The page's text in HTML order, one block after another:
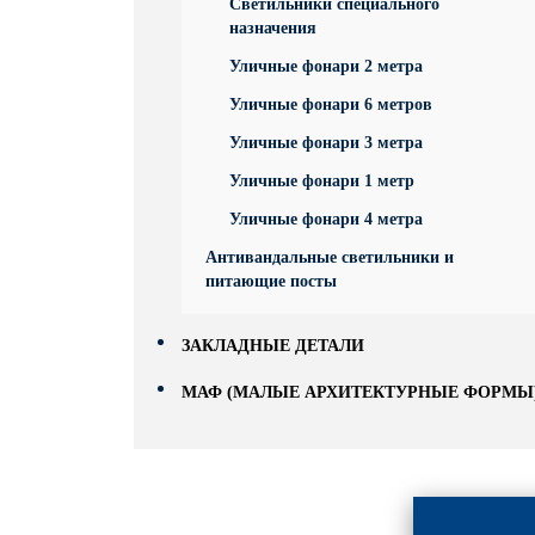
Светильники специального
назначения
Уличные фонари 2 метра
Уличные фонари 6 метров
Уличные фонари 3 метра
Уличные фонари 1 метр
Уличные фонари 4 метра
Антивандальные светильники и
питающие посты
ЗАКЛАДНЫЕ ДЕТАЛИ
МАФ (МАЛЫЕ АРХИТЕКТУРНЫЕ